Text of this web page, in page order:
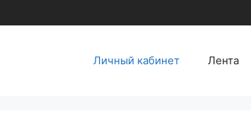
Личный кабинет Лента